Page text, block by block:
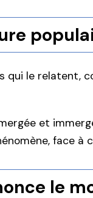
qui le relatent,
et
face
le